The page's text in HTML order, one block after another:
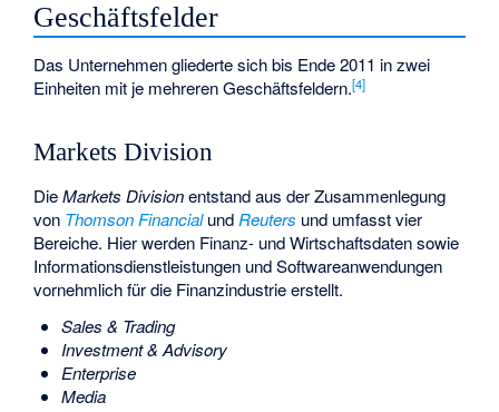
Geschäftsfelder
Das Unternehmen gliederte sich bis Ende 2011 in zwei
Einheiten mit je mehreren Geschäftsfeldern.[4]
Markets Division
DieMarkets Divisionentstand aus der Zusammenlegung
von Thomson Financialund Reuters und umfasst vier
Bereiche. Hier werden Finanz- und Wirtschaftsdaten sowie
Informationsdienstleistungen und Softwareanwendungen
vornehmlich für die Finanzindustrie erstellt.
Sales & Trading
Investment & Advisory
Enterprise
Media